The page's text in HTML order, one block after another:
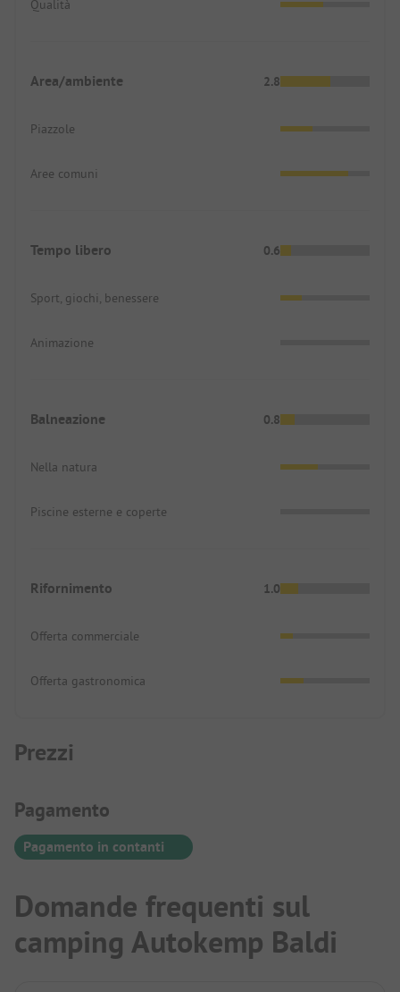
Qualità
Area/ambiente 2.8
Piazzole
Aree comuni
Tempo libero 0.6
Sport, giochi, benessere
Animazione
Balneazione 0.8
Nella natura
Piscine esterne e coperte
Rifornimento 1.0
Offerta commerciale
Offerta gastronomica
Prezzi
Informazioni sul pagamento
Pagamento
Pagamento in contanti
Domande frequenti sul
camping Autokemp Baldi